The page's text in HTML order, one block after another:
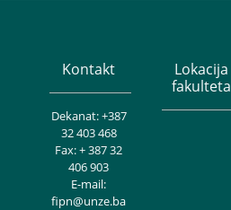
Kontakt
Dekanat: +387
32 403 468
Fax: + 387 32
406 903
E-mail:
fipn@unze.ba
Lokacija
fakulteta